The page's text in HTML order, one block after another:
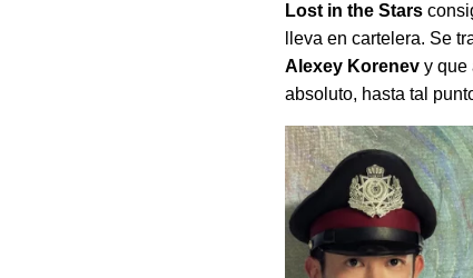
Lost in the Stars
lleva en cartelera. Se
Alexey Korenev y que
absoluto, hasta tal